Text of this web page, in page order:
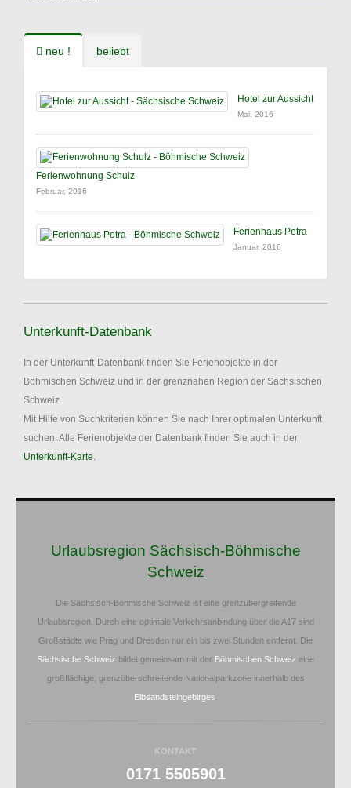
neu ! beliebt
Hotel zur Aussicht
Mai, 2016
Ferienwohnung Schulz
Februar, 2016
Ferienhaus Petra
Januar, 2016
Unterkunft-Datenbank
In der Unterkunft-Datenbank finden Sie Ferienobjekte in der
Böhmischen Schweiz und in der grenznahen Region der Sächsischen
Schweiz.
Mit Hilfe von Suchkriterien können Sie nach Ihrer optimalen Unterkunft
suchen. Alle Ferienobjekte der Datenbank finden Sie auch in der
Unterkunft-Karte.
Urlaubsregion Sächsisch-Böhmische
Schweiz
Die Sächsisch-Böhmische Schweiz ist eine grenzübergreifende
Urlaubsregion. Durch eine optimale Verkehrsanbindung über die A17 sind
Großstädte wie Prag und Dresden nur ein bis zwei Stunden entfernt. Die
Sächsische Schweiz bildet gemeinsam mit der Böhmischen Schweiz eine
großflächige, grenzüberschreitende Nationalparkzone innerhalb des
Elbsandsteingebirges
KONTAKT
0171 5505901